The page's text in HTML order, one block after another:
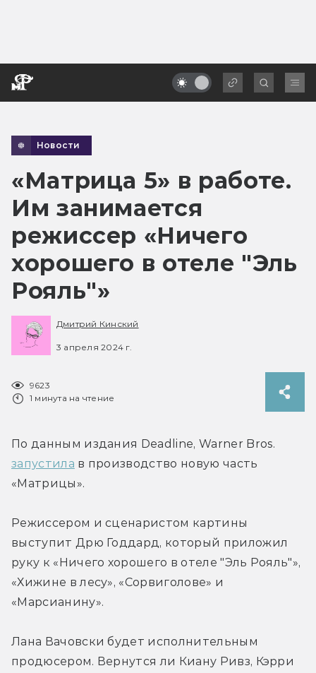
Новости
«Матрица 5» в работе.
Им занимается
режиссер «Ничего
хорошего в отеле "Эль
Рояль"»
Дмитрий Кинский
3 апреля 2024 г.
9623
1 минута на чтение
запустила в производство новую часть
«Матрицы».
Режиссером и сценаристом картины
выступит Дрю Годдард, который приложил
руку к «Ничего хорошего в отеле "Эль Рояль"»,
«Хижине в лесу», «Сорвиголове» и
«Марсианину».
Лана Вачовски будет исполнительным
продюсером. Вернутся ли Киану Ривз, Кэрри